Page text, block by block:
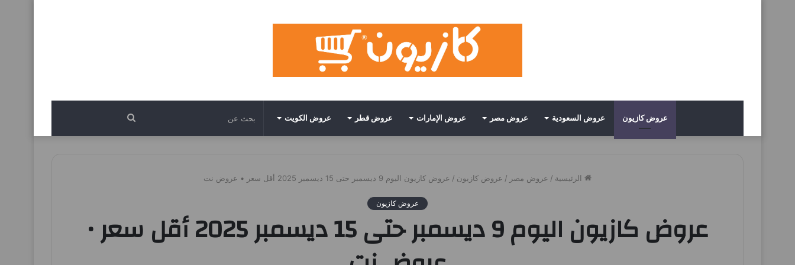
عروض كازيون عروض السعودية عروض مصر عروض الإمارات عروض قطر عروض الكويت بحث
الرئيسية / عروض مصر / عروض كازيون / عروض كازيون اليوم 9 ديسمبر حتى 15 ديسمبر 2025 أقل سعر • عروض نت
عروض كازيون
عروض كازيون اليوم 9 ديسمبر حتى 15 ديسمبر 2025 أقل سعر •